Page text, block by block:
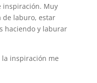
inspiración. Muy
de laburo, estar
haciendo y laburar
la inspiración me